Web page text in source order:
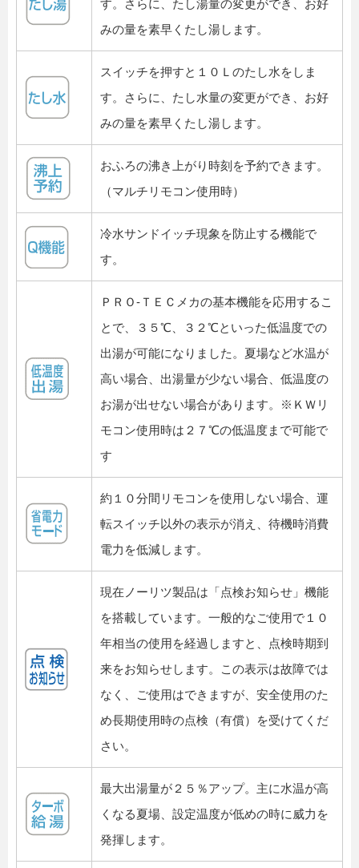
す。さらに、たし湯量の変更ができ、お好
みの量を素早くたし湯します。
スイッチを押すと１０Ｌのたし水をしま
す。さらに、たし水量の変更ができ、お好
みの量を素早くたし湯します。
おふろの沸き上がり時刻を予約できます。
（マルチリモコン使用時）
冷水サンドイッチ現象を防止する機能で
す。
ＰＲＯ-ＴＥＣメカの基本機能を応用するこ
とで、３５℃、３２℃といった低温度での
出湯が可能になりました。夏場など水温が
高い場合、出湯量が少ない場合、低温度の
お湯が出せない場合があります。※ＫＷリ
モコン使用時は２７℃の低温度まで可能で
す
約１０分間リモコンを使用しない場合、運
転スイッチ以外の表示が消え、待機時消費
電力を低減します。
現在ノーリツ製品は「点検お知らせ」機能
を搭載しています。一般的なご使用で１０
年相当の使用を経過しますと、点検時期到
来をお知らせします。この表示は故障では
なく、ご使用はできますが、安全使用のた
め長期使用時の点検（有償）を受けてくだ
さい。
最大出湯量が２５％アップ。主に水温が高
くなる夏場、設定温度が低めの時に威力を
発揮します。